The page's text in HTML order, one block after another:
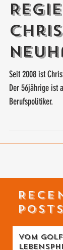
Der
Seit 2008 ist
Der 56jährige ist